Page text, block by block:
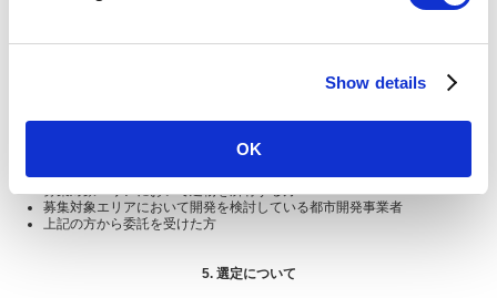
Show details
OK
5年間
（5）ご提案者の要件
募集対象エリアにおいて土地を所有又は借地している方
募集対象エリアにおいて建物を所有する方
募集対象エリアにおいて開発を検討している都市開発事業者
上記の方から委託を受けた方
5. 選定について